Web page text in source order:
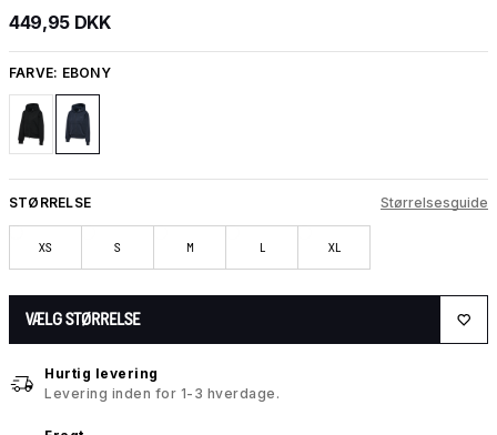
449,95 DKK
FARVE: EBONY
STØRRELSE Størrelsesguide
XS S M L XL
VÆLG STØRRELSE
Hurtig levering
Levering inden for 1-3 hverdage.